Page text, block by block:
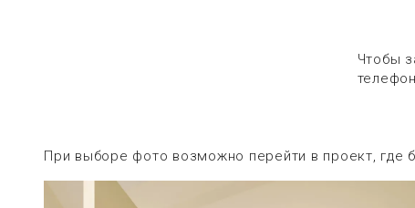
Чтобы
При выборе фото возможно перейти в проект, где